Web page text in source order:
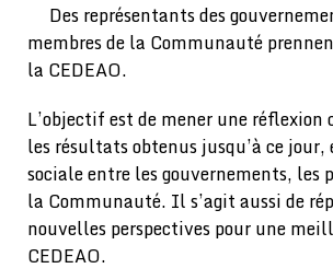
[ 31/07/2026 ] Franco
[ 31/07/2026 ] Benjamin
[ 31/07/2026 ] Projet
BUSINESS
[ 30/07/2026 ] Mali : au
[ 05/08/2026 ]
Hervé
Des représentants des
membres de la Communauté
la CEDEAO.
L’objectif est de mener une
les résultats obtenus jusqu’à ce
sociale entre les gouvernements, les
la Communauté. Il s’agit aussi de
nouvelles perspectives pour une
CEDEAO.